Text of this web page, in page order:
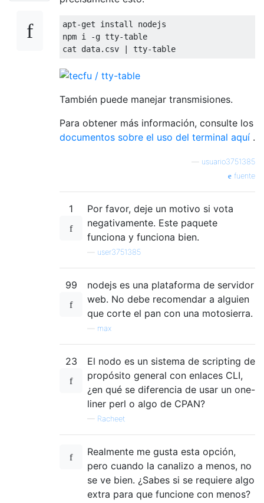
apt-get install nodejs
npm i -g tty-table
También puede manejar transmisiones.
Para obtener más información, consulte los
documentos sobre el uso del terminal aquí .
usuario3751385
fuente
1
Por favor, deje un motivo si vota
negativamente. Este paquete
funciona y funciona bien.
user3751385
99
nodejs es una plataforma de servidor
web. No debe recomendar a alguien
que corte el pan con una motosierra.
max
23
El nodo es un sistema de scripting de
propósito general con enlaces CLI,
¿en qué se diferencia de usar un one-
liner perl o algo de CPAN?
— Racheet
Realmente me gusta esta opción,
pero cuando la canalizo a menos, no
se ve bien. ¿Sabes si se requiere algo
extra para que funcione con menos?